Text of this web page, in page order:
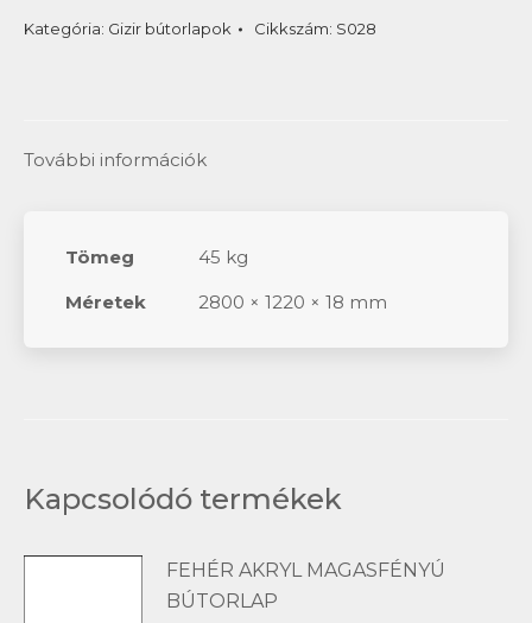
Kategória: Gizir bútorlapok Cikkszám: S028
További információk
Tömeg
45 kg
Méretek
2800 × 1220 × 18 mm
Kapcsolódó termékek
FEHÉR AKRYL MAGASFÉNYÚ
BÚTORLAP